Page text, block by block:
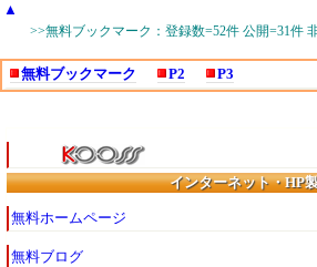
▲
>>無料ブックマーク：登録数=52件 公開=31件
無料ブックマーク P2 P3
インターネット・HP
無料ホームページ
無料ブログ